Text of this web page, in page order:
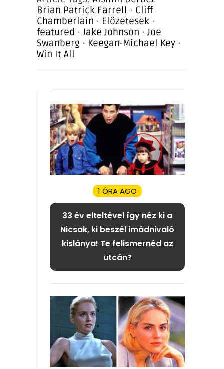
Brian Patrick Farrell · Cliff
Chamberlain · Előzetesek ·
featured · Jake Johnson · Joe
Swanberg · Keegan-Michael Key ·
Win It All
1 ÓRA AGO
33 év elteltével így néz ki a
Nicsak, ki beszél imádnivaló
kislánya! Te felismernéd az
utcán?